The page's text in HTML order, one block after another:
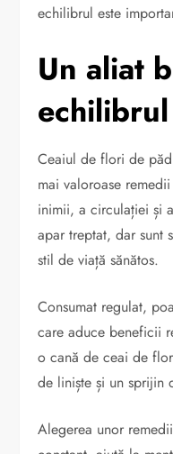
echilibrul este
Un aliat
Ceaiul de flori de
mai valoroase
inimii, a circulației și
apar treptat, dar sunt
stil de viață sănătos.
Consumat regulat,
care aduce beneficii
o cană de ceai de
de liniște și un sprijin
Alegerea unor